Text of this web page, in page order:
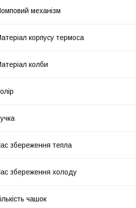
механізм
корпусу термоса
колби
збереження тепла
збереження холоду
чашок